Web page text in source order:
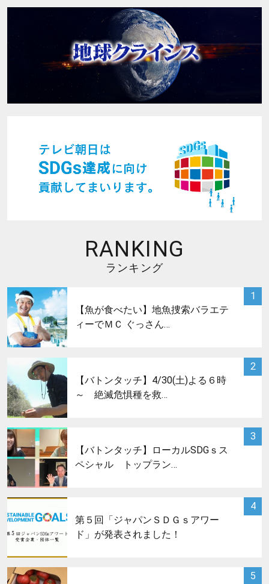
RANKING
ランキング
1
サムネイル
【魚が食べたい】地魚捜索バラエテ
ィーでＭＣ ぐっさん…
2
【バトンタッチ】4/30(土)よる６時
～ 絶滅危惧種を救…
3
サムネイル
【バトンタッチ】ローカルSDGｓス
ペシャル トップラン…
4
サムネイル
第５回「ジャパンＳＤＧｓアワー
ド」が発表されました！
5